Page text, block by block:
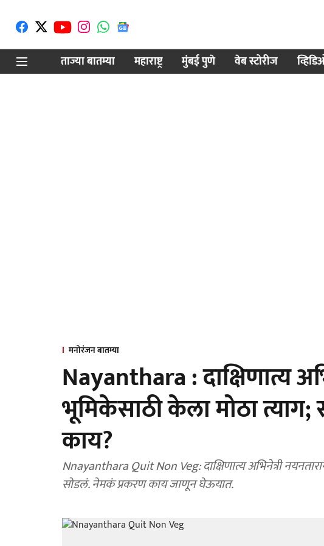
ताज्या बातम्या
महाराष्ट्र मुंबई पुणे वेब स्टोरीज
मनोरंजन बातम्या
Nayanthara : दाक्षिणात्य
भूमिकेसाठी केला मोठा
काय?
Nnayanthara Quit Non Veg: दाक्षिणात्य अभिनेत्री नयनताराने
सोडलं. नेमकं प्रकरण काय जाणून घेऊयात.